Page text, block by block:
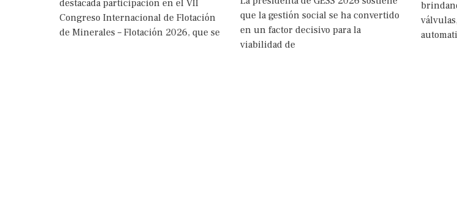
destacada participación en el VII
Congreso Internacional de Flotación
de Minerales – Flotación 2026, que se
que la gestión social se ha convertido
en un factor decisivo para la
viabilidad de